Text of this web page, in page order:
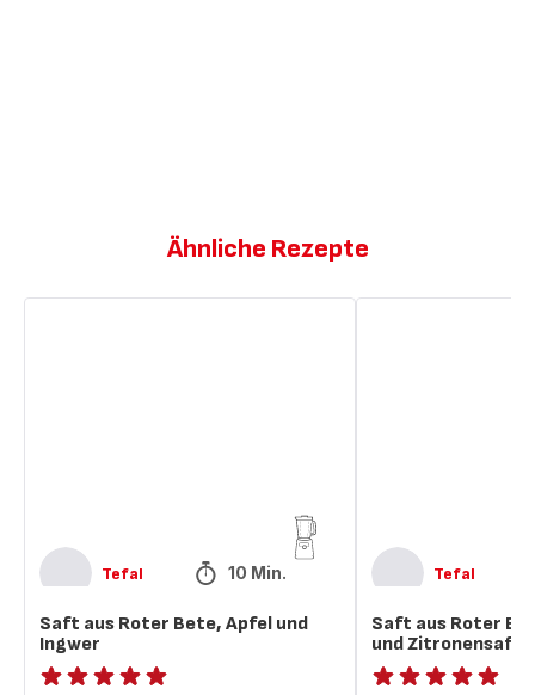
Ähnliche Rezepte
Tefal 10 Min.
Saft aus Roter Bete, Apfel und
Ingwer
Tefal
Saft aus Roter
und Zitronensaft